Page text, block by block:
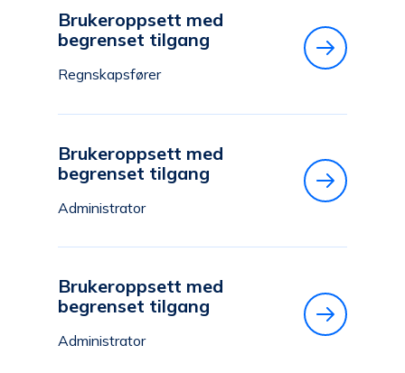
Brukeroppsett med
begrenset tilgang
Regnskapsfører
Brukeroppsett med
begrenset tilgang
Administrator
Brukeroppsett med
begrenset tilgang
Administrator